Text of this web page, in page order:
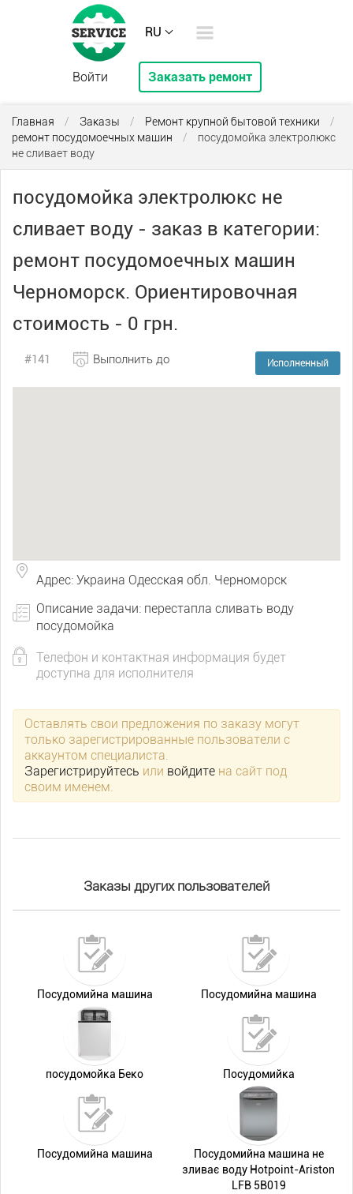
RU
Войти Заказать ремонт
Главная / Заказы / Ремонт крупной бытовой техники
/
ремонт посудомоечных машин
/
посудомойка электролюкс
не сливает воду
посудомойка электролюкс не
сливает воду - заказ в категории:
ремонт посудомоечных машин
Черноморск. Ориентировочная
стоимость - 0 грн.
#141 Исполненный
Выполнить до
Адрес: Украина Одесская обл. Черноморск
Описание задачи: перестапла сливать воду
посудомойка
Телефон и контактная информация будет
доступна для исполнителя
Оставлять свои предложения по заказу могут
только зарегистрированные пользователи с
аккаунтом специалиста.
Зарегистрируйтесь или войдите на сайт под
своим именем.
Заказы других пользователей
Посудомийна машина Посудомийна машина
посудомойка Беко Посудомийка
Посудомийна машина
Посудомийна машина не
зливає воду Hotpoint-Ariston
LFB 5B019